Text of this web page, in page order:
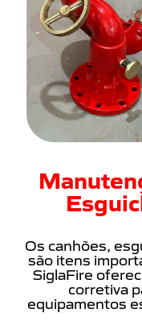
Os canhões,
são itens
SiglaFire
corretiva
equipamentos